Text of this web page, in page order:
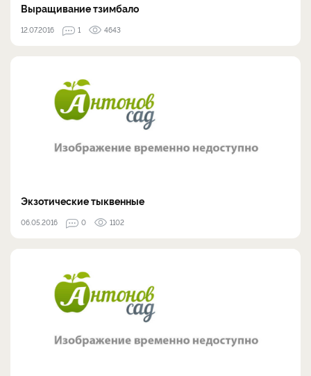
Выращивание тзимбало
12.07.2016 1 4643
Экзотические тыквенные
06.05.2016 0 1102